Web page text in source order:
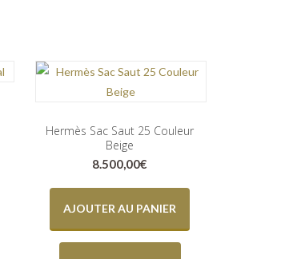
Hermès Sac Saut 25 Couleur
Beige
8.500,00€
AJOUTER AU PANIER